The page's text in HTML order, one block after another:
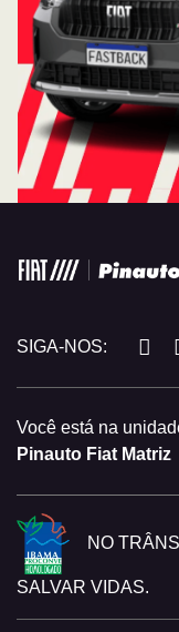
SIGA-NOS:
Você está na
Pinauto Fiat Matriz
NO
SALVAR VIDAS.